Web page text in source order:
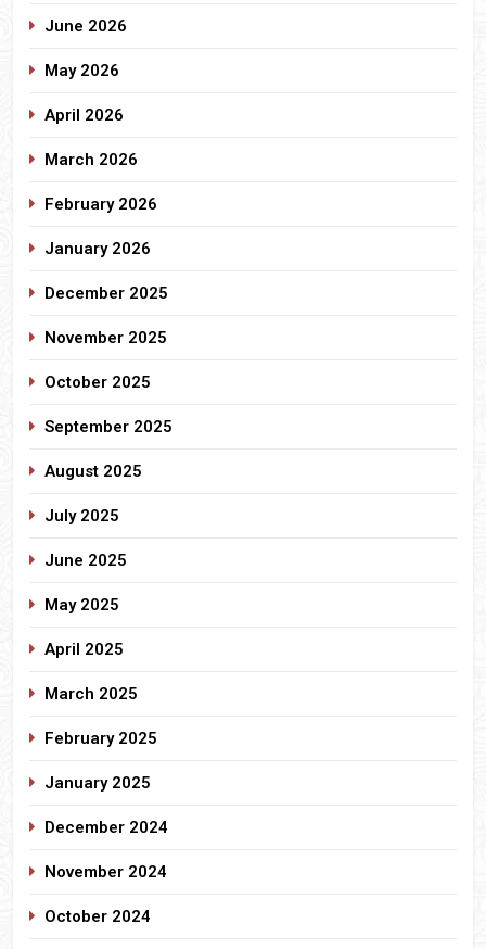
June 2026
May 2026
April 2026
March 2026
February 2026
January 2026
December 2025
November 2025
October 2025
September 2025
August 2025
July 2025
June 2025
May 2025
April 2025
March 2025
February 2025
January 2025
December 2024
November 2024
October 2024